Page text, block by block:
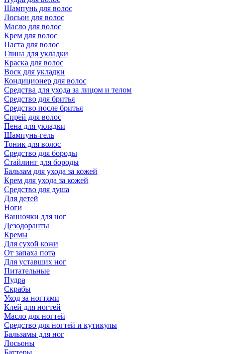
Шампунь для волос
Лосьон для волос
Масло для волос
Крем для волос
Паста для волос
Глина для укладки
Краска для волос
Воск для укладки
Кондиционер для волос
Средства для ухода за лицом и телом
Средство для бритья
Средство после бритья
Спрей для волос
Пена для укладки
Шампунь-гель
Тоник для волос
Средство для бороды
Стайлинг для бороды
Бальзам для ухода за кожей
Крем для ухода за кожей
Средство для душа
Для детей
Ноги
Ванночки для ног
Дезодоранты
Кремы
Для сухой кожи
От запаха пота
Для уставших ног
Питательные
Пудра
Скрабы
Уход за ногтями
Клей для ногтей
Масло для ногтей
Средство для ногтей и кутикулы
Бальзамы для ног
Лосьоны
Баттеры